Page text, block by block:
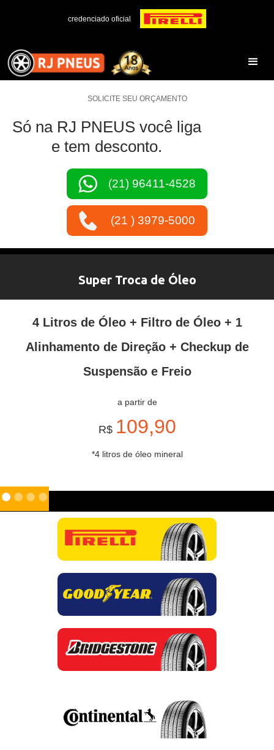
credenciado oficial
SOLICITE SEU ORÇAMENTO
Só na RJ PNEUS você liga
e tem desconto.
(21) 96411-4528
(21 ) 3979-5000
Super Troca de Óleo
4 Litros de Óleo + Filtro de Óleo + 1
Alinhamento de Direção + Checkup de
Suspensão e Freio
a partir de
R$ 109,90
*4 litros de óleo mineral